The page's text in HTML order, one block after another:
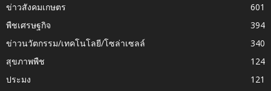
ข่าวสังคมเกษตร
601
พืชเศรษฐกิจ
394
ข่าวนวัตกรรม/เทคโนโลยี/โซล่าเซลล์
340
สุขภาพพืช
124
ประมง
121